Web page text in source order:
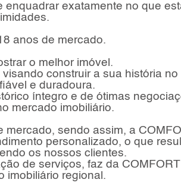
exatamente no que
anos de mercado.
o melhor imóvel.
construir a sua história no
e duradoura.
íntegro e de ótimas
mercado imobiliário.
sendo assim, a
personalizado, o que
os nossos clientes.
de serviços, faz da COMFORT
imobiliário regional.